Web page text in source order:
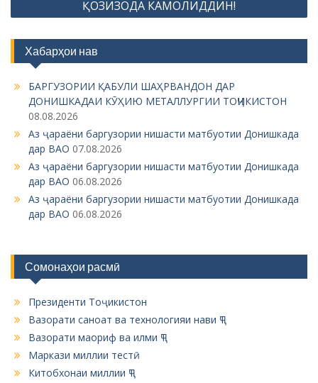
a
v
i
g
t
o
ҚОЗИЗОДА КАМОЛИДДИН!
Хабарҳои нав
БАРГУЗОРИИ ҚАБУЛИ ШАҲРВАНДОН ДАР
ДОНИШКАДАИ КӮҲИЮ МЕТАЛЛУРГИИ ТОҶИКИСТОН
08.08.2026
Аз ҷараёни баргузории нишасти матбуотии Донишкада
дар ВАО 07.08.2026
Аз ҷараёни баргузории нишасти матбуотии Донишкада
дар ВАО 06.08.2026
Аз ҷараёни баргузории нишасти матбуотии Донишкада
дар ВАО 06.08.2026
Сомонаҳои расмӣ
Президенти Тоҷикистон
Вазорати саноат ва технологияи нави ҶТ
Вазорати маориф ва илми ҶТ
Маркази миллии тестӣ
Китобхонаи миллии ҶТ